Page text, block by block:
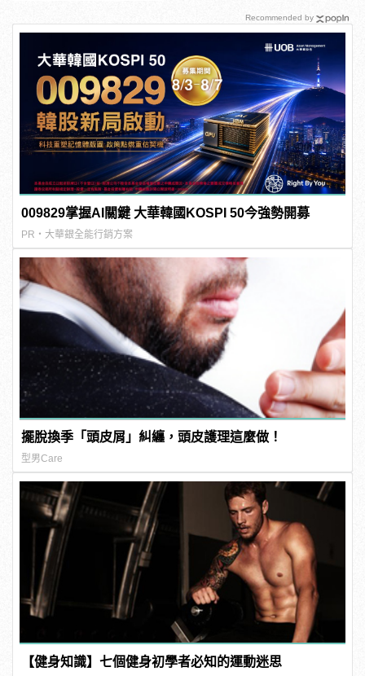
009829掌握AI關鍵 大華韓國KOSPI 50今強勢開募
PR・大華銀全能行銷方案
擺脫換季「頭皮屑」糾纏，頭皮護理這麼做！
型男Care
【健身知識】七個健身初學者必知的運動迷思
Recommended by